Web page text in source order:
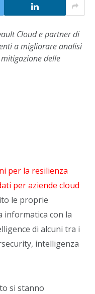
Cloud e partner di
a migliorare analisi
delle
per la resilienza
per aziende cloud
le proprie
informatica con la
di alcuni tra i
intelligenza
si stanno